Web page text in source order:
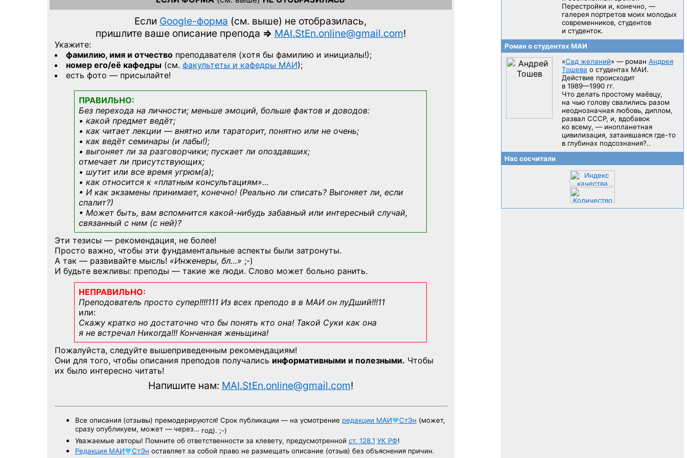
Если Google-форма (см. выше) не отобразилась,
пришлите ваше описание препода => MAI.StEn.online@gmail.com!
Укажите:
фамилию, имя и отчествопреподавателя (хотя бы фамилию и инициалы!);
номер его/её кафедры(см. факультеты и кафедры МАИ);
есть фото — присылайте!
ПРАВИЛЬНО:
Без перехода на личности; меньше эмоций, больше фактов и доводов:
• какой предмет ведёт;
• как читает лекции — внятно или тараторит, понятно или не очень;
• как ведёт семинары (и лабы!);
• выгоняет ли за разговорчики; пускает ли опоздавших;
отмечает ли присутствующих;
• шутит или все время угрюм(а);
• как относится к «платным консультациям»…
• И как экзамены принимает, конечно! (Реально ли списать? Выгоняет ли, если
спалит?)
• Может быть, вам вспомнится какой-нибудь забавный или интересный случай,
связанный с ним (с ней)?
Эти тезисы — рекомендация, не более!
Просто важно, чтобы эти фундаментальные аспекты были затронуты.
А так — развивайте мысль! «Инженеры, бл…» ;-)
И будьте вежливы: преподы — такие же люди. Слово может больно ранить.
НЕПРАВИЛЬНО:
Преподователь просто супер!!!!111 Из всех преподо в в МАИ он луДший!!!11
или:
Скажу кратко но достаточно что бы понять кто она! Такой Суки как она
я не встречал Никогда!!! Конченная женьщина!
Пожалуйста, следуйте вышеприведенным рекомендациям!
Они для того, чтобы описания преподов получались информативными и полезными. Чтобы
их было интересно читать!
Напишите нам: MAI.StEn.online@gmail.com!
Все описания (отзывы) премодерируются! Срок публикации — на усмотрение редакции МАИ♥СтЭн (может,
сразу опубликуем, может — через… год). ;-)
Уважаемые авторы! Помните об ответственности за клевету, предусмотренной ст. 128.1 УК РФ!
Редакция МАИ♥СтЭн оставляет за собой право не размещать описание (отзыв) без объяснения причин.
Перестройки и, конечно, —
галерея портретов моих молодых
современников, студентов
и студенток.
Роман о студентах МАИ
«Сад желаний» — роман Андрея
Тошева о студентах МАИ.
Действие происходит
в 1989—1990 гг.
Что делать простому маёвцу,
на чью голову свалились разом
неоднозначная любовь, диплом,
развал CCCP, и, вдобавок
ко всему, — инопланетная
цивилизация, затаившаяся где-то
в глубинах подсознания?..
Нас сосчитали